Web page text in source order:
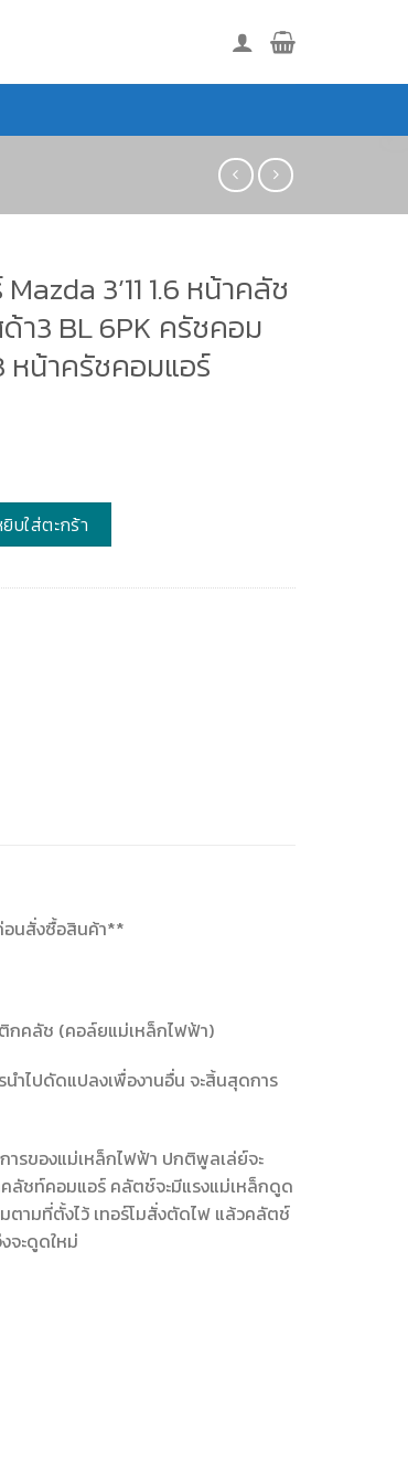
3’11 1.6 หน้าคลัช
า3 BL 6PK ครัชคอม
หน้าครัชคอมแอร์
บใส่ตะกร้า
อนสั่งซื้อสินค้า**
กคลัช (คอล์ยแม่เหล็กไฟฟ้า)
ำไปดัดแปลงเพื่องานอื่น จะสิ้นสุดการ
รของแม่เหล็กไฟฟ้า ปกติพูลเล่ย์จะ
คลัชท์คอมแอร์ คลัตช์จะมีแรงแม่เหล็กดูด
ตามที่ตั้งไว้ เทอร์โมสั่งตัดไฟ แล้วคลัตช์
จะดูดใหม่